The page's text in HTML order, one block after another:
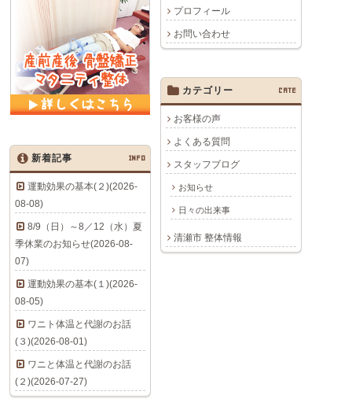
プロフィール
お問い合わせ
カテゴリー CATE
お客様の声
よくある質問
スタッフブログ
お知らせ
日々の出来事
清瀬市 整体情報
新着記事 INFO
運動効果の基本(２)(2026-
08-08)
8/9（日）～8／12（水）夏
季休業のお知らせ(2026-08-
07)
運動効果の基本(１)(2026-
08-05)
ワニト体温と代謝のお話
(３)(2026-08-01)
ワニと体温と代謝のお話
(２)(2026-07-27)